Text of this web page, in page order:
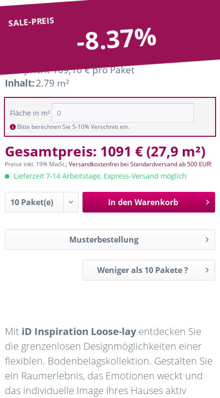
SALE-PREIS
-8.37%
entspricht 109,10 € pro Paket
Inhalt:2.79 m²
Fläche in m²
Bitte berechnen Sie 5-10% Verschnitt ein.
Gesamtpreis: 1091 € (27,9 m²)
Preise inkl. 19% MwSt.;Versandkostenfrei bei Standardversand ab 500 EUR!
Lieferzeit 7-14 Arbeitstage, Express-Versand möglich
In den Warenkorb
Musterbestellung
Weniger als 10 Pakete ?
Mit iD Inspiration Loose-layentdecken Sie
die grenzenlosen Designmöglichkeiten einer
flexiblen. Bodenbelagskollektion. Gestalten Sie
ein Raumerlebnis, das Emotionen weckt und
das individuelle Image Ihres Hauses aktiv